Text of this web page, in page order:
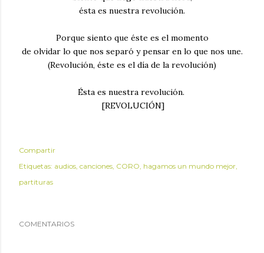
ésta es nuestra revolución.
Porque siento que éste es el momento
de olvidar lo que nos separó y pensar en lo que nos une.
(Revolución, éste es el día de la revolución)
Ésta es nuestra revolución.
[REVOLUCIÓN]
Compartir
Etiquetas: audios canciones CORO hagamos un mundo mejor
partituras
COMENTARIOS